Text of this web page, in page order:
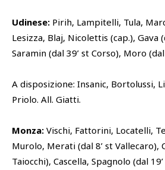
Udinese: Pirih, Lampitelli, Tula,
Lesizza, Blaj, Nicolettis (cap.), Gava
Saramin (dal 39’ st Corso), Moro
A disposizione: Insanic, Bortolussi,
Priolo. All. Giatti.
Monza: Vischi, Fattorini, Locatelli,
Murolo, Merati (dal 8’ st Vallecaro),
Taiocchi), Cascella, Spagnolo (dal